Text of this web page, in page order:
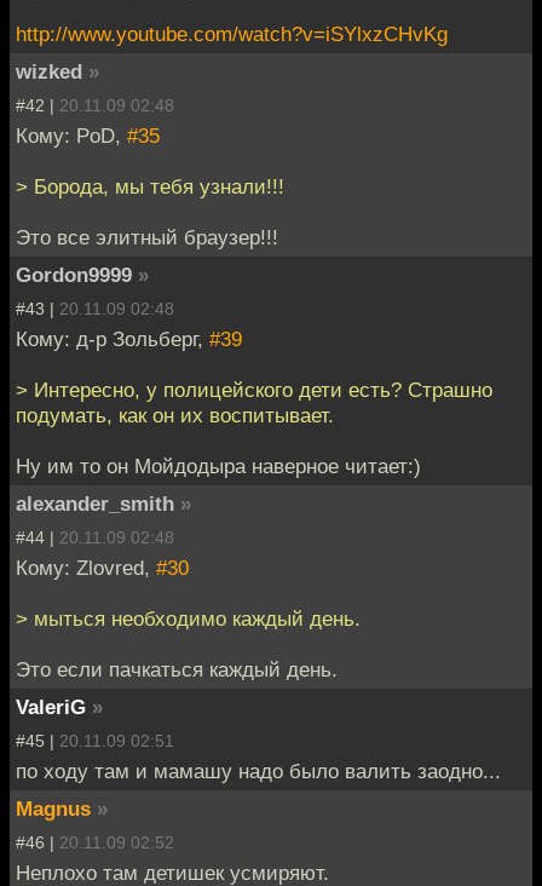
http://www.youtube.com/watch?v=iSYlxzCHvKg
wizked »
#42 | 20.11.09 02:48
Кому: PoD, #35
> Борода, мы тебя узнали!!!
Это все элитный браузер!!!
Gordon9999 »
#43 | 20.11.09 02:48
Кому: д-р Зольберг, #39
> Интересно, у полицейского дети есть? Страшно
подумать, как он их воспитывает.
Ну им то он Мойдодыра наверное читает:)
alexander_smith »
#44 | 20.11.09 02:48
Кому: Zlovred, #30
> мыться необходимо каждый день.
Это если пачкаться каждый день.
ValeriG »
#45 | 20.11.09 02:51
по ходу там и мамашу надо было валить заодно...
Magnus »
#46 | 20.11.09 02:52
Неплохо там детишек усмиряют.